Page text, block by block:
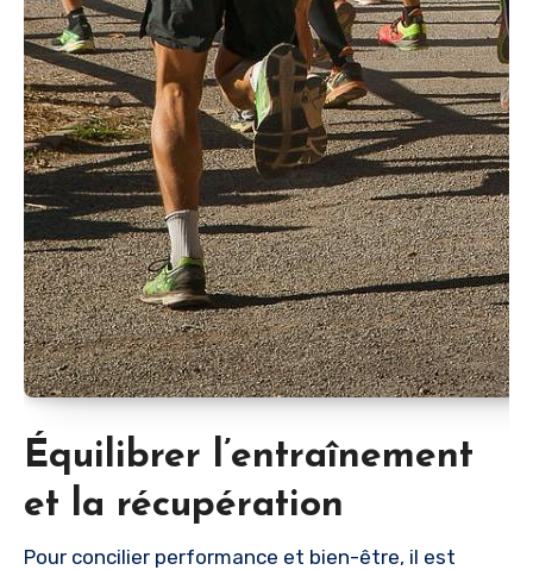
Équilibrer l’entraînement
et la récupération
Pour concilier performance et bien-être, il est